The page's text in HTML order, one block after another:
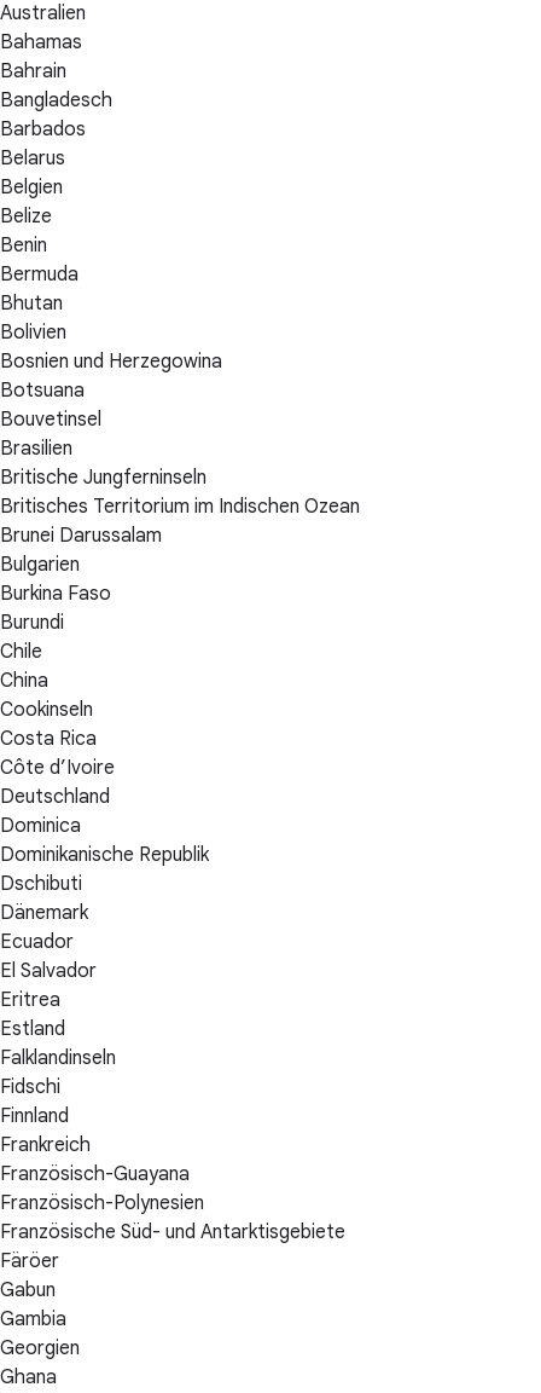
Australien
Bahamas
Bahrain
Bangladesch
Barbados
Belarus
Belgien
Belize
Benin
Bermuda
Bhutan
Bolivien
Bosnien und Herzegowina
Botsuana
Bouvetinsel
Brasilien
Britische Jungferninseln
Britisches Territorium im Indischen Ozean
Brunei Darussalam
Bulgarien
Burkina Faso
Burundi
Chile
China
Cookinseln
Costa Rica
Côte d’Ivoire
Deutschland
Dominica
Dominikanische Republik
Dschibuti
Dänemark
Ecuador
El Salvador
Eritrea
Estland
Falklandinseln
Fidschi
Finnland
Frankreich
Französisch-Guayana
Französisch-Polynesien
Französische Süd- und Antarktisgebiete
Färöer
Gabun
Gambia
Georgien
Ghana